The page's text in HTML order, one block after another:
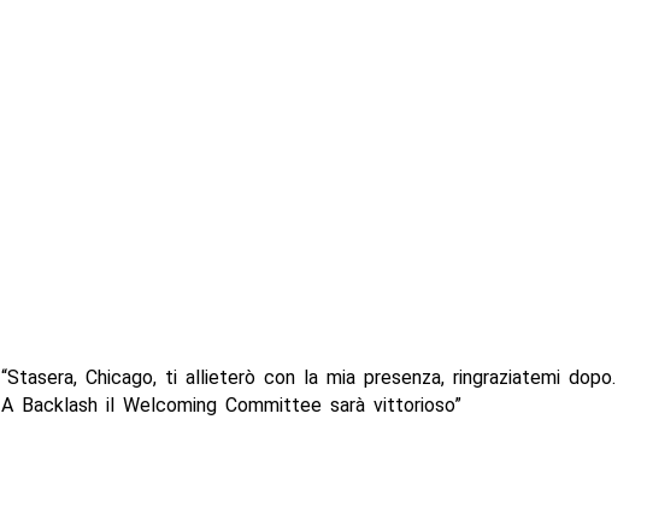
“Stasera, Chicago, ti allieterò con la mia presenza, ringraziatemi dopo.
A Backlash il Welcoming Committee sarà vittorioso”